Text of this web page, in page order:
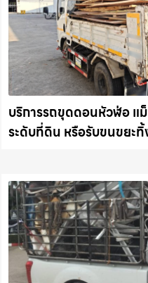
บริการรถขุดดอนหัวฬ่อ แ
ระดับที่ดิน หรือรับขนขยะ